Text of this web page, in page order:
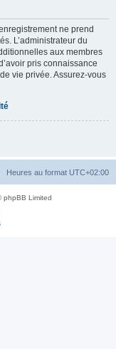
ne prend
L’administrateur du
aux membres
pris connaissance
vie privée. Assurez-vous
Heures au format UTC+02:00
phpBB Limited